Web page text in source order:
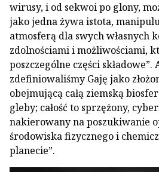
wirusy, i od sekwoi po glony,
jako jedna żywa istota,
atmosferą dla swych własnych
zdolnościami i możliwościami,
poszczególne części składowe”.
zdefiniowaliśmy Gaję jako
obejmującą całą ziemską
gleby; całość to sprzężony,
nakierowany na poszukiwanie
środowiska fizycznego i
planecie”.